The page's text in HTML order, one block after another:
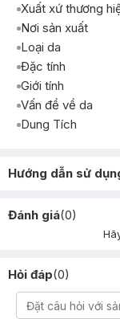
Xuất xứ thương
Nơi sản xuất
Loại da
Đặc tính
Giới tính
Vấn đề về da
Dung Tích
Hướng dẫn sử
Đánh giá(0)
Hỏi đáp(0)